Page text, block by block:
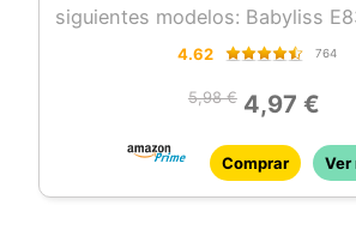
siguientes modelos: Babyliss
E834AE, E835E.
4.62 764
5,98 € 4,97 €
Comprar Ver